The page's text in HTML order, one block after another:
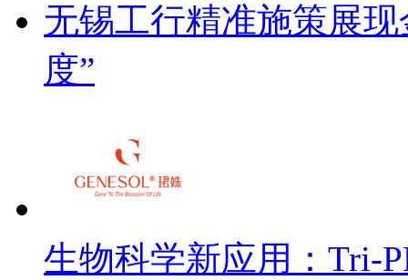
无锡工行精准施策展
度”
生物科学新应用：Tri-